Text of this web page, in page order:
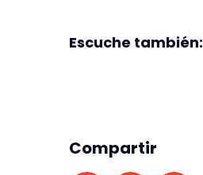
Escuche también:
Compartir